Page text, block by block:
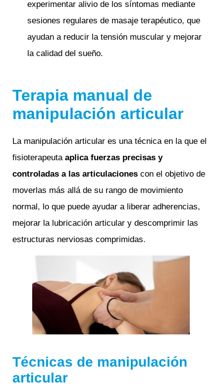
experimentar alivio de los síntomas mediante
sesiones regulares de masaje terapéutico, que
ayudan a reducir la tensión muscular y mejorar
la calidad del sueño.
Terapia manual de
manipulación articular
La manipulación articular es una técnica en la que el
fisioterapeuta aplica fuerzas precisas y
controladas a las articulaciones con el objetivo de
moverlas más allá de su rango de movimiento
normal, lo que puede ayudar a liberar adherencias,
mejorar la lubricación articular y descomprimir las
estructuras nerviosas comprimidas.
Técnicas de manipulación
articular